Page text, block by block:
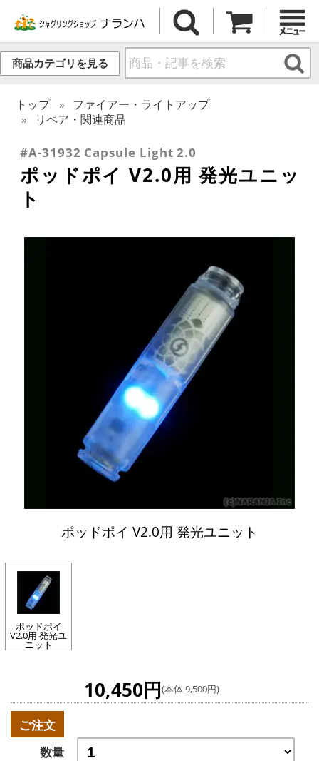
商品カテゴリを見る
トップ
ファイアー・ライトアップ
リペア・関連商品
#A-31932 Capsule Light 2.0
ポッドポイ V2.0用 発光ユニッ
ト
ポッドポイ V2.0用 発光ユニット
ポッドポイ
V2.0用 発光ユ
ニット
10,450円(本体 9,500円)
ご注文
数量